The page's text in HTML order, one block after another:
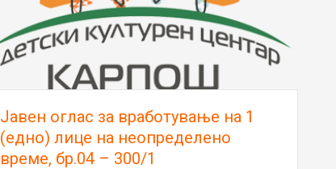
Јавен оглас за вработување на 1
(едно) лице на неопределено
време, бр.04 – 300/1